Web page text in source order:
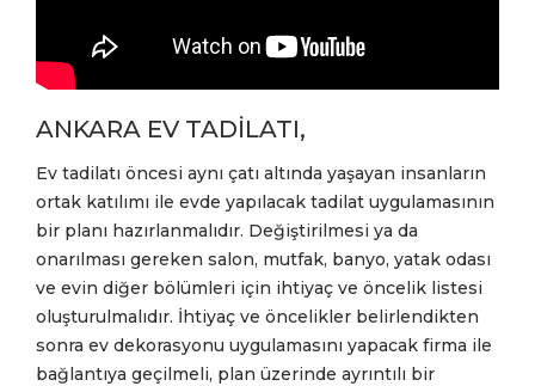
ANKARA EV TADİLATI,
Ev tadilatı öncesi aynı çatı altında yaşayan insanların
ortak katılımı ile evde yapılacak tadilat uygulamasının
bir planı hazırlanmalıdır. Değiştirilmesi ya da
onarılması gereken salon, mutfak, banyo, yatak odası
ve evin diğer bölümleri için ihtiyaç ve öncelik listesi
oluşturulmalıdır. İhtiyaç ve öncelikler belirlendikten
sonra ev dekorasyonu uygulamasını yapacak firma ile
bağlantıya geçilmeli, plan üzerinde ayrıntılı bir